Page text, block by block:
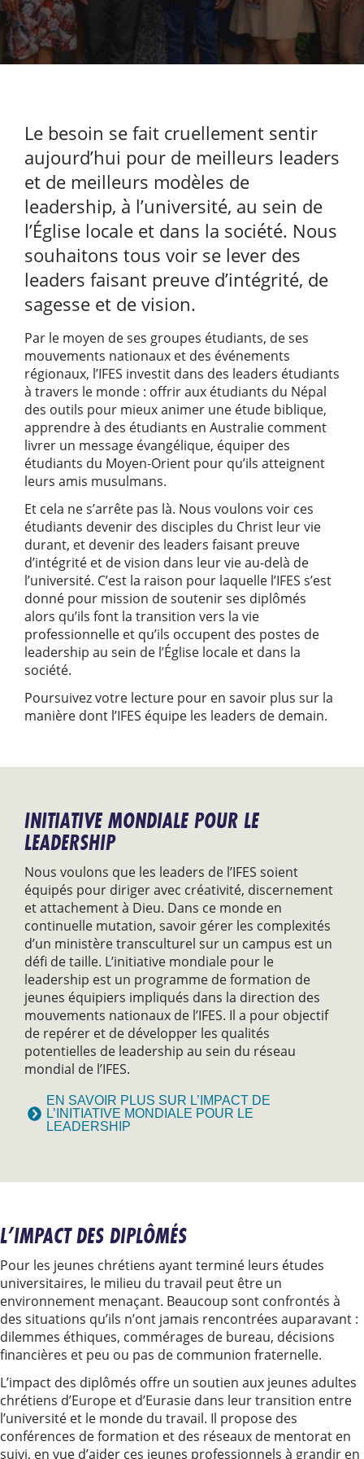
Le besoin se fait cruellement sentir
aujourd’hui pour de meilleurs leaders
et de meilleurs modèles de
leadership, à l’université, au sein de
l’Église locale et dans la société. Nous
souhaitons tous voir se lever des
leaders faisant preuve d’intégrité, de
sagesse et de vision.
Par le moyen de ses groupes étudiants, de ses
mouvements nationaux et des événements
régionaux, l’IFES investit dans des leaders étudiants
à travers le monde : offrir aux étudiants du Népal
des outils pour mieux animer une étude biblique,
apprendre à des étudiants en Australie comment
livrer un message évangélique, équiper des
étudiants du Moyen-Orient pour qu’ils atteignent
leurs amis musulmans.
Et cela ne s’arrête pas là. Nous voulons voir ces
étudiants devenir des disciples du Christ leur vie
durant, et devenir des leaders faisant preuve
d’intégrité et de vision dans leur vie au-delà de
l’université. C’est la raison pour laquelle l’IFES s’est
donné pour mission de soutenir ses diplômés
alors qu’ils font la transition vers la vie
professionnelle et qu’ils occupent des postes de
leadership au sein de l’Église locale et dans la
société.
Poursuivez votre lecture pour en savoir plus sur la
manière dont l’IFES équipe les leaders de demain.
INITIATIVE MONDIALE POUR LE
LEADERSHIP
Nous voulons que les leaders de l’IFES soient
équipés pour diriger avec créativité, discernement
et attachement à Dieu. Dans ce monde en
continuelle mutation, savoir gérer les complexités
d’un ministère transculturel sur un campus est un
défi de taille. L’initiative mondiale pour le
leadership est un programme de formation de
jeunes équipiers impliqués dans la direction des
mouvements nationaux de l’IFES. Il a pour objectif
de repérer et de développer les qualités
potentielles de leadership au sein du réseau
mondial de l’IFES.
EN SAVOIR PLUS SUR L’IMPACT DE
L’INITIATIVE MONDIALE POUR LE
LEADERSHIP
L’IMPACT DES DIPLÔMÉS
Pour les jeunes chrétiens ayant terminé leurs études
universitaires, le milieu du travail peut être un
environnement menaçant. Beaucoup sont confrontés à
des situations qu’ils n’ont jamais rencontrées auparavant :
dilemmes éthiques, commérages de bureau, décisions
financières et peu ou pas de communion fraternelle.
L’impact des diplômés offre un soutien aux jeunes adultes
chrétiens d’Europe et d’Eurasie dans leur transition entre
l’université et le monde du travail. Il propose des
conférences de formation et des réseaux de mentorat en
suivi, en vue d’aider ces jeunes professionnels à grandir en